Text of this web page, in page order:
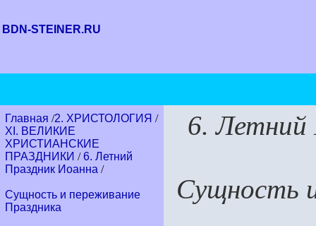
BDN-STEINER.RU
Главная /2. ХРИСТОЛОГИЯ /
XI. ВЕЛИКИЕ
ХРИСТИАНСКИЕ
ПРАЗДНИКИ /6. Летний
Праздник Иоанна /
Сущность и переживание
Праздника
6. Летний
Сущность